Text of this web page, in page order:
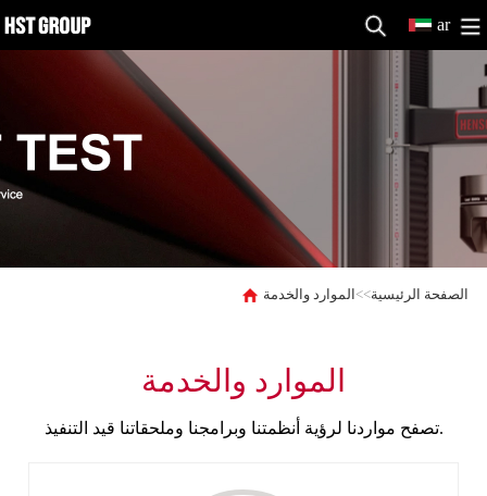
ar
الصفحة الرئيسية>> الموارد والخدمة
الموارد والخدمة
تصفح مواردنا لرؤية أنظمتنا وبرامجنا وملحقاتنا قيد التنفيذ.